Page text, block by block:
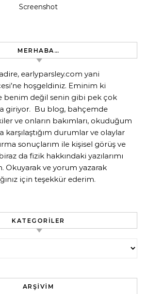
Screenshot
MERHABA…
earlyparsley.com yani
hoşgeldiniz. Eminim ki
benim değil senin gibi pek çok
giriyor. Bu blog, bahçemde
ve onların bakımları, okuduğum
karşılaştığım durumlar ve olaylar
sonuçlarım ile kişisel görüş ve
da fizik hakkındaki yazılarımı
Okuyarak ve yorum yazarak
için teşekkür ederim.
KATEGORILER
ARŞIVIM